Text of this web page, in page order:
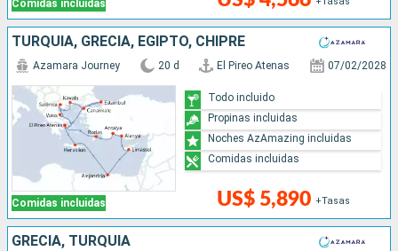
Comidas incluidas
TURQUÍA, GRECIA, EGIPTO, CHIPRE
Comidas incluidas
Azamara Journey 20 d El Pireo Atenas 07/02/2028
US$ 5,890 +Tasas
Todo incluido
Propinas incluidas
Noches AzAmazing incluidas
Comidas incluidas
GRECIA, TURQUÍA